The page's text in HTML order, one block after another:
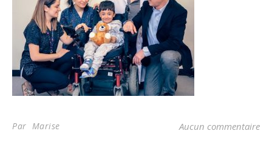
Par Marise Aucun commentaire